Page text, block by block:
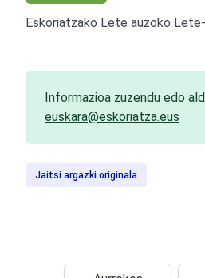
Eskoriatzako Lete auzoko
Informazioa zuzendu edo
euskara@eskoriatza.eus
Jaitsi argazki originala